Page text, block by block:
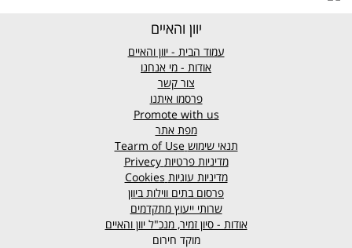
יוון והאיים
עמוד הבית - יוון והאיים
אודות - מי אנחנו
צור קשר
פרסמו איתנו
Promote with us
מפת אתר
תנאי שימוש
מדיניות פרטיות Privecy
מדיניות עוגיות Cookies
פרסום בתים ווילות ביוון
שרותי ייעוץ מתקדמים
אודות - סיון זמיר, מנכ"ל יוון והאיים
מוקד חירום